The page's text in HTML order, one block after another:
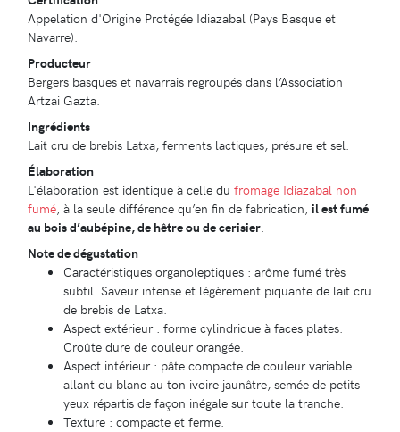
Appelation d'Origine Protégée Idiazabal (Pays Basque et
Navarre).
Producteur
Bergers basques et navarrais regroupés dans l’Association
Artzai Gazta.
Ingrédients
Lait cru de brebis Latxa, ferments lactiques, présure et sel.
Élaboration
L'élaboration est identique à celle du fromage Idiazabal non
fumé, à la seule différence qu’en fin de fabrication, il est fumé
au bois d’aubépine, de hêtre ou de cerisier.
Note de dégustation
Caractéristiques organoleptiques : arôme fumé très
subtil. Saveur intense et légèrement piquante de lait cru
de brebis de Latxa.
Aspect extérieur : forme cylindrique à faces plates.
Croûte dure de couleur orangée.
Aspect intérieur : pâte compacte de couleur variable
allant du blanc au ton ivoire jaunâtre, semée de petits
yeux répartis de façon inégale sur toute la tranche.
Texture : compacte et ferme.